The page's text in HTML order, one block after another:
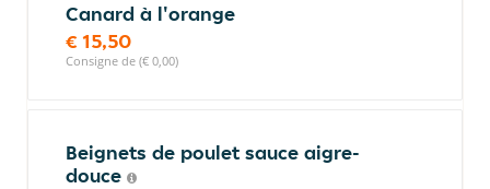
Canard à l'orange
€ 15,50
Consigne de (€ 0,00)
Beignets de poulet sauce aigre-
douce